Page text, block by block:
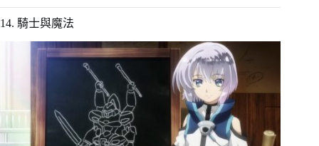
14. 騎士與魔法